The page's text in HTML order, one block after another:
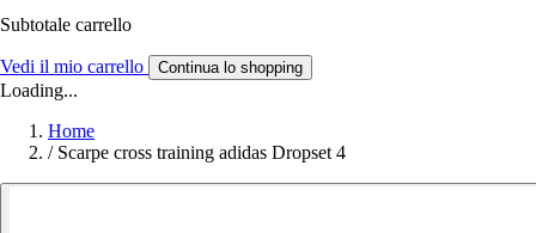
Subtotale carrello
Vedi il mio carrello Continua lo shopping
Loading...
Home
/ Scarpe cross training adidas Dropset 4